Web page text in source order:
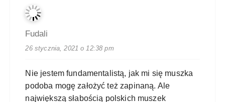
Fudali
26 stycznia, 2021 o 12:38 pm
Nie jestem fundamentalistą, jak mi się muszka
podoba mogę założyć też zapinaną. Ale
największą słabością polskich muszek